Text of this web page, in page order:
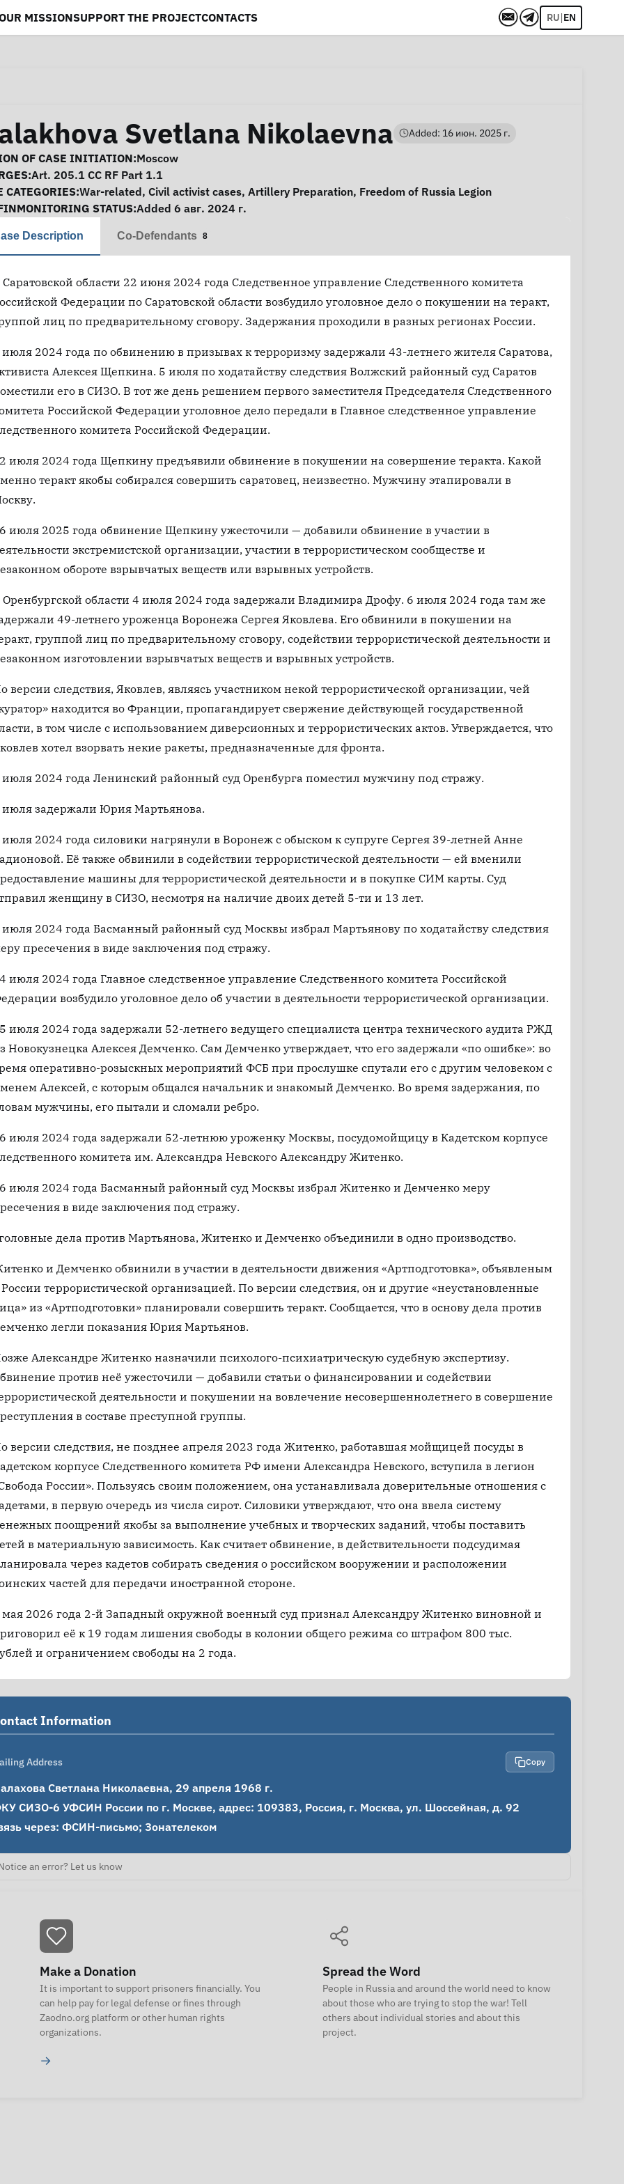
MISSIONSUPPORT THE PROJECTCONTACTS RU|EN
Svetlana Nikolaevna Added: 16 июн. 2025 г.
Information
OF CASE INITIATION:Moscow
Art. 205.1 CC RF Part 1.1
CATEGORIES:War-related, Civil activist cases, Artillery Preparation, Freedom of Russia Legion
STATUS:Added 6 авг. 2024 г.
Description Co-Defendants 8
области 22 июня 2024 года Следственное управление Следственного комитета
Федерации по Саратовской области возбудило уголовное дело о покушении на теракт,
лиц по предварительному сговору. Задержания проходили в разных регионах России.
июля 2024 года по обвинению в призывах к терроризму задержали 43-летнего жителя Саратова,
Алексея Щепкина. 5 июля по ходатайству следствия Волжский районный суд Саратов
его в СИЗО. В тот же день решением первого заместителя Председателя Следственного
Российской Федерации уголовное дело передали в Главное следственное управление
комитета Российской Федерации.
июля 2024 года Щепкину предъявили обвинение в покушении на совершение теракта. Какой
теракт якобы собирался совершить саратовец, неизвестно. Мужчину этапировали в
июля 2025 года обвинение Щепкину ужесточили — добавили обвинение в участии в
экстремистской организации, участии в террористическом сообществе и
обороте взрывчатых веществ или взрывных устройств.
Оренбургской области 4 июля 2024 года задержали Владимира Дрофу. 6 июля 2024 года там же
49-летнего уроженца Воронежа Сергея Яковлева. Его обвинили в покушении на
группой лиц по предварительному сговору, содействии террористической деятельности и
изготовлении взрывчатых веществ и взрывных устройств.
версии следствия, Яковлев, являясь участником некой террористической организации, чей
находится во Франции, пропагандирует свержение действующей государственной
в том числе с использованием диверсионных и террористических актов. Утверждается, что
хотел взорвать некие ракеты, предназначенные для фронта.
июля 2024 года Ленинский районный суд Оренбурга поместил мужчину под стражу.
июля задержали Юрия Мартьянова.
июля 2024 года силовики нагрянули в Воронеж с обыском к супруге Сергея 39-летней Анне
Её также обвинили в содействии террористической деятельности — ей вменили
машины для террористической деятельности и в покупке СИМ карты. Суд
женщину в СИЗО, несмотря на наличие двоих детей 5-ти и 13 лет.
июля 2024 года Басманный районный суд Москвы избрал Мартьянову по ходатайству следствия
пресечения в виде заключения под стражу.
июля 2024 года Главное следственное управление Следственного комитета Российской
возбудило уголовное дело об участии в деятельности террористической организации.
июля 2024 года задержали 52-летнего ведущего специалиста центра технического аудита РЖД
Новокузнецка Алексея Демченко. Сам Демченко утверждает, что его задержали «по ошибке»: во
оперативно-розыскных мероприятий ФСБ при прослушке спутали его с другим человеком с
Алексей, с которым общался начальник и знакомый Демченко. Во время задержания, по
мужчины, его пытали и сломали ребро.
июля 2024 года задержали 52-летнюю уроженку Москвы, посудомойщицу в Кадетском корпусе
комитета им. Александра Невского Александру Житенко.
июля 2024 года Басманный районный суд Москвы избрал Житенко и Демченко меру
в виде заключения под стражу.
дела против Мартьянова, Житенко и Демченко объединили в одно производство.
и Демченко обвинили в участии в деятельности движения «Артподготовка», объявленым
террористической организацией. По версии следствия, он и другие «неустановленные
из «Артподготовки» планировали совершить теракт. Сообщается, что в основу дела против
легли показания Юрия Мартьянов.
Александре Житенко назначили психолого-психиатрическую судебную экспертизу.
против неё ужесточили — добавили статьи о финансировании и содействии
деятельности и покушении на вовлечение несовершеннолетнего в совершение
в составе преступной группы.
версии следствия, не позднее апреля 2023 года Житенко, работавшая мойщицей посуды в
корпусе Следственного комитета РФ имени Александра Невского, вступила в легион
России». Пользуясь своим положением, она устанавливала доверительные отношения с
в первую очередь из числа сирот. Силовики утверждают, что она ввела систему
поощрений якобы за выполнение учебных и творческих заданий, чтобы поставить
в материальную зависимость. Как считает обвинение, в действительности подсудимая
через кадетов собирать сведения о российском вооружении и расположении
частей для передачи иностранной стороне.
мая 2026 года 2-й Западный окружной военный суд признал Александру Житенко виновной и
её к 19 годам лишения свободы в колонии общего режима со штрафом 800 тыс.
и ограничением свободы на 2 года.
Information
Address Copy
Светлана Николаевна, 29 апреля 1968 г.
СИЗО-6 УФСИН России по г. Москве, адрес: 109383, Россия, г. Москва, ул. Шоссейная, д. 92
через: ФСИН-письмо; Зонателеком
an error? Let us know
Make a Donation
It is important to support prisoners financially. You
can help pay for legal defense or fines through
Zaodno.org platform or other human rights
organizations.
→
Spread the Word
People in Russia and around the world need to know
about those who are trying to stop the war! Tell
others about individual stories and about this
project.